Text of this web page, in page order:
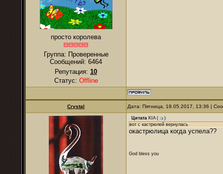
просто королева
Группа: Проверенные
Сообщений: 6464
Репутация: 10
Статус: Offline
Crystal Дата: Пятница, 19.05.2017, 13:36 |
Цитата KIA(
)
вот с кастрюлей вернулась
окастрюлица когда успела??
God bless you